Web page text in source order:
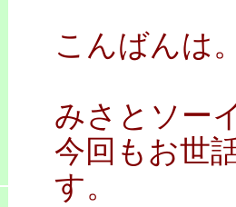
こんばんは
みさとソー
今回もお世
す。